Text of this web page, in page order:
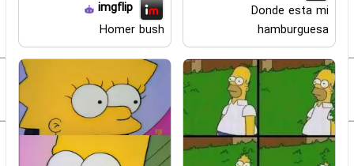
Donde esta mi
hamburguesa
imgflip
Homer bush